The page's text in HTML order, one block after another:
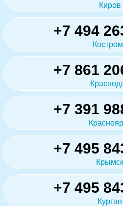
Киров
+7 494
+7 861
+7 391
+7 495
Крымск
+7 495
Курган